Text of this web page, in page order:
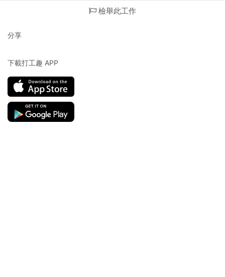
檢舉此工作
分享
下載打工趣 APP